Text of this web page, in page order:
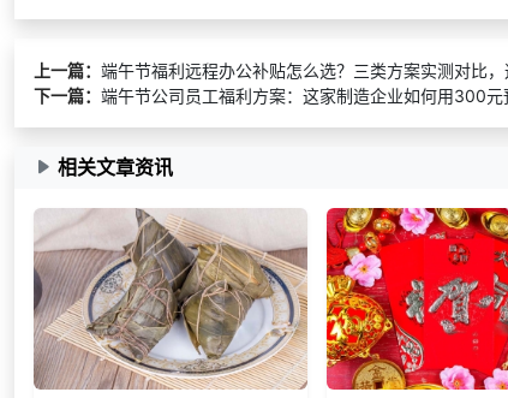
上一篇： 端午节福利远程办公补贴怎么选？三类方案实测对比
下一篇： 端午节公司员工福利方案：这家制造企业如何用300
相关文章资讯